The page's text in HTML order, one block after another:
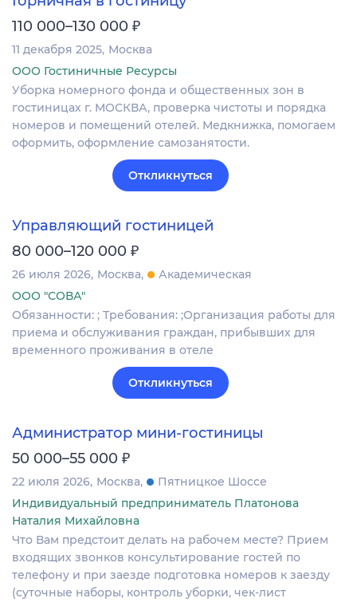
110 000–130 000 ₽
11 декабря 2025 Москва
ООО Гостиничные Ресурсы
Уборка номерного фонда и общественных зон в
гостиницах г. МОСКВА, проверка чистоты и порядка
номеров и помещений отелей. Медкнижка, помогаем
оформить, оформление самозанятости.
Откликнуться
Управляющий гостиницей
80 000–120 000 ₽
26 июля 2026 Москва
Академическая
ООО "СОВА"
Обязанности: ; Требования: ;Организация работы для
приема и обслуживания граждан, прибывших для
временного проживания в отеле
Откликнуться
Администратор мини-гостиницы
50 000–55 000 ₽
22 июля 2026 Москва
Пятницкое Шоссе
Индивидуальный предприниматель Платонова
Наталия Михайловна
Что Вам предстоит делать на рабочем месте? Прием
входящих звонков консультирование гостей по
телефону и при заезде подготовка номеров к заезду
(суточные наборы, контроль уборки, чек-лист